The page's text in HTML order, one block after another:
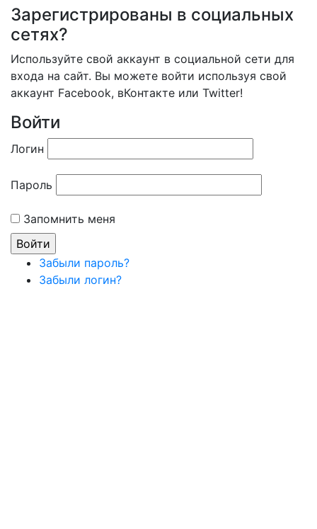
Зарегистрированы в социальных
сетях?
Используйте свой аккаунт в социальной сети для
входа на сайт. Вы можете войти используя свой
аккаунт Facebook, вКонтакте или Twitter!
Войти
Логин
Пароль
Запомнить меня
Забыли пароль?
Забыли логин?